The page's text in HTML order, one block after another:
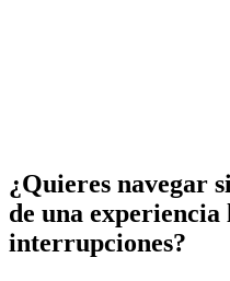
¿Quieres navegar
de una
interrupciones?